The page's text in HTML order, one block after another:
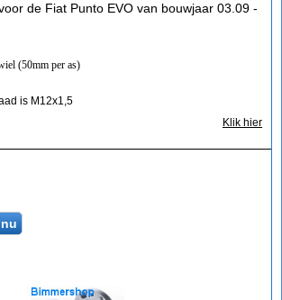
de Fiat Punto EVO van bouwjaar 03.09 -
(50mm per as)
is M12x1,5
Klik hier